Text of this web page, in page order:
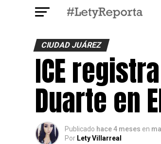
CIUDAD JUÁREZ
ICE
Duarte en
Publicado hace 4 meses en
Por Lety Villarreal